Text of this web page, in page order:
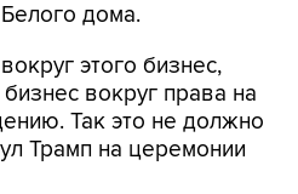
этого бизнес,
Так это не должно
Трамп на церемонии
тысяч" людей